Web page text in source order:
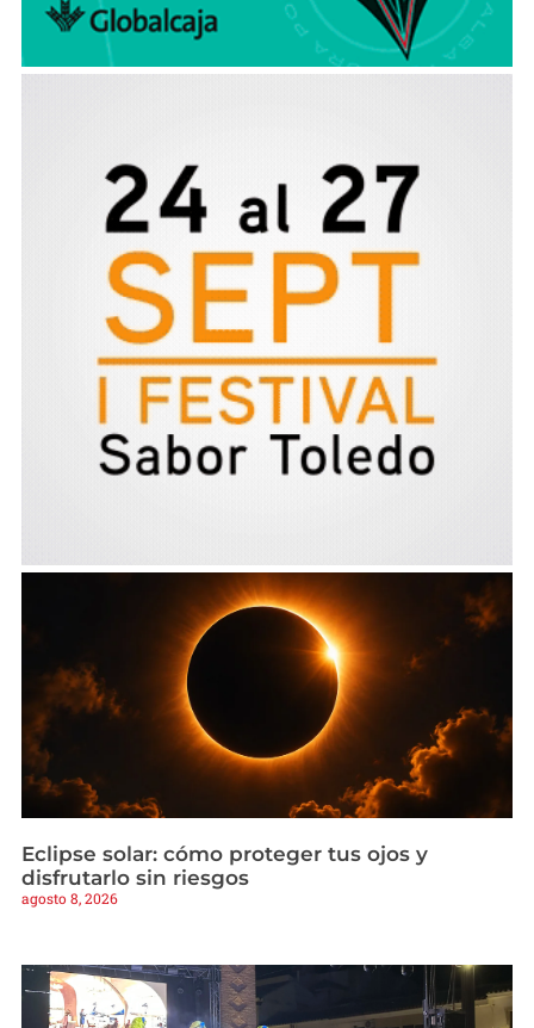
Eclipse solar: cómo proteger tus ojos y
disfrutarlo sin riesgos
agosto 8, 2026